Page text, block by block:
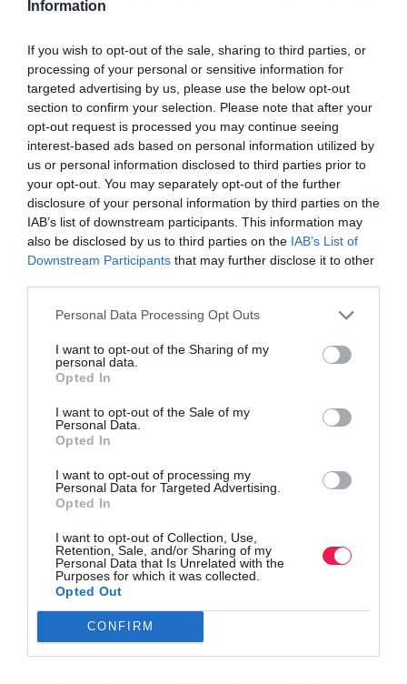
Information
If you wish to opt-out of the sale, sharing to third parties, or
processing of your personal or sensitive information for
targeted advertising by us, please use the below opt-out
section to confirm your selection. Please note that after your
opt-out request is processed you may continue seeing
interest-based ads based on personal information utilized by
us or personal information disclosed to third parties prior to
your opt-out. You may separately opt-out of the further
disclosure of your personal information by third parties on the
IAB’s list of downstream participants. This information may
also be disclosed by us to third parties on the IAB’s List of
Downstream Participants that may further disclose it to other
Personal Data Processing Opt Outs
I want to opt-out of the Sharing of my
personal data.
Opted In
I want to opt-out of the Sale of my
Personal Data.
Opted In
I want to opt-out of processing my
Personal Data for Targeted Advertising.
Opted In
I want to opt-out of Collection, Use,
Retention, Sale, and/or Sharing of my
Personal Data that Is Unrelated with the
Purposes for which it was collected.
Opted Out
CONFIRM
Γίνε Συνδρομητής
Βρες το RUNNER!
Όλα τα Τεύχη